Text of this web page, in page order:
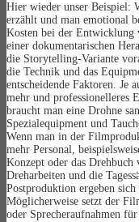
Hier wieder unser Beispiel:
erzählt und man emotional
Kosten bei der Entwicklung
einer dokumentarischen
die Storytelling-Variante
die Technik und das
entscheidende Faktoren. Je
mehr und professionelleres
braucht man eine Drohne
Spezialequipment und
Wenn man in der
mehr Personal,
Konzept oder das Drehbuch
Dreharbeiten und die
Postproduktion ergeben
Möglicherweise setzt der
oder Sprecheraufnahmen